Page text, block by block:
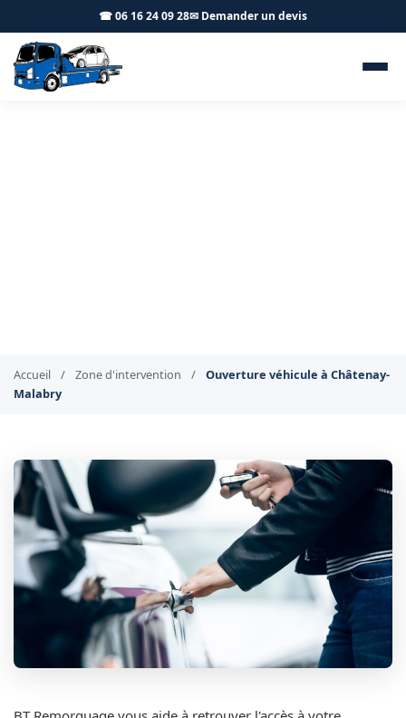
☎ 06 16 24 09 28✉ Demander un devis
Accueil / Zone d'intervention /
Ouverture véhicule à Châtenay-
Malabry